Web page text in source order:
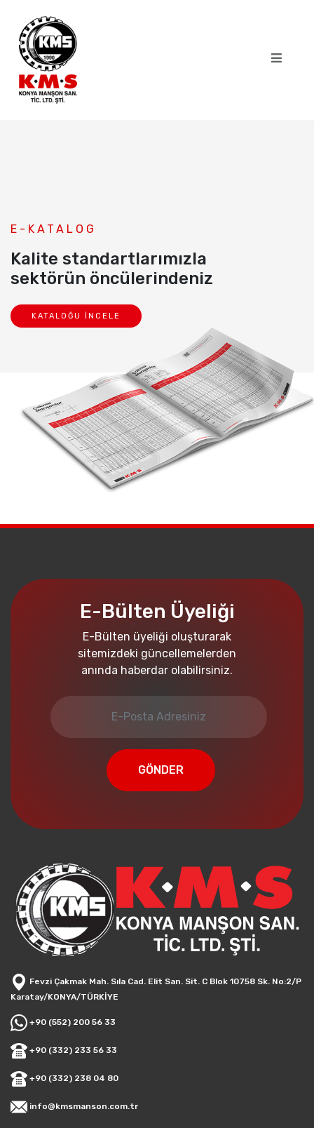
E-KATALOG
Kalite standartlarımızla
sektörün öncülerindeniz
KATALOĞU İNCELE
E-Bülten Üyeliği
E-Bülten üyeliği oluşturarak
sitemizdeki güncellemelerden
anında haberdar olabilirsiniz.
GÖNDER
Fevzi Çakmak Mah. Sıla Cad. Elit San. Sit. C Blok 10758 Sk. No:2/P
Karatay/KONYA/TÜRKİYE
+90 (552) 200 56 33
+90 (332) 233 56 33
+90 (332) 238 04 80
info@kmsmanson.com.tr